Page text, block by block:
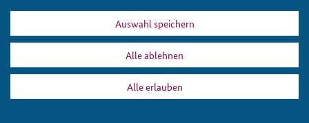
Auswahl speichern
Alle ablehnen
Alle erlauben